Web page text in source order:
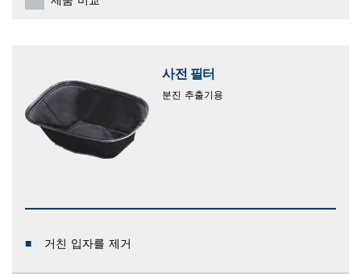
사전 필터
분진 추출기용
거친 입자를 제거